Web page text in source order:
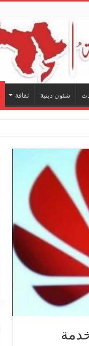
شئون دينية ثقافة